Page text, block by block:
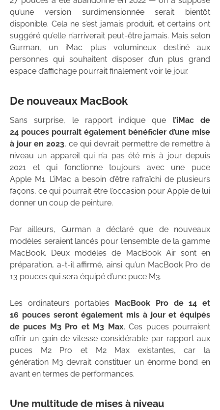
qu’une version surdimensionnée serait bientôt
disponible. Cela ne s’est jamais produit, et certains ont
suggéré qu’elle n’arriverait peut-être jamais. Mais selon
Gurman, un iMac plus volumineux destiné aux
personnes qui souhaitent disposer d’un plus grand
espace d’affichage pourrait finalement voir le jour.
De nouveaux MacBook
Sans surprise, le rapport indique que l’iMac de
24 pouces pourrait également bénéficier d’une mise
à jour en 2023, ce qui devrait permettre de remettre à
niveau un appareil qui n’a pas été mis à jour depuis
2021 et qui fonctionne toujours avec une puce
Apple M1. L’iMac a besoin d’être rafraîchi de plusieurs
façons, ce qui pourrait être l’occasion pour Apple de lui
donner un coup de peinture.
Par ailleurs, Gurman a déclaré que de nouveaux
modèles seraient lancés pour l’ensemble de la gamme
MacBook. Deux modèles de MacBook Air sont en
préparation, a-t-il affirmé, ainsi qu’un MacBook Pro de
13 pouces qui sera équipé d’une puce M3.
Les ordinateurs portables MacBook Pro de 14 et
16 pouces seront également mis à jour et équipés
de puces M3 Pro et M3 Max. Ces puces pourraient
offrir un gain de vitesse considérable par rapport aux
puces M2 Pro et M2 Max existantes, car la
génération M3 devrait constituer un énorme bond en
avant en termes de performances.
Une multitude de mises à niveau